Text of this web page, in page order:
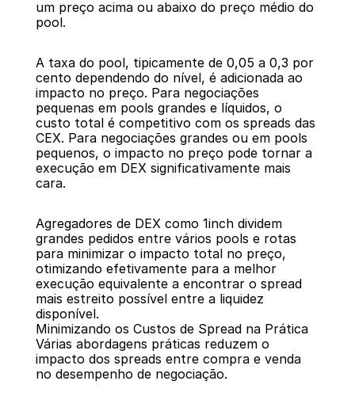
um preço acima ou abaixo do preço médio do
pool.
A taxa do pool, tipicamente de 0,05 a 0,3 por
cento dependendo do nível, é adicionada ao
impacto no preço. Para negociações
pequenas em pools grandes e líquidos, o
custo total é competitivo com os spreads das
CEX. Para negociações grandes ou em pools
pequenos, o impacto no preço pode tornar a
execução em DEX significativamente mais
cara.
Agregadores de DEX como 1inch dividem
grandes pedidos entre vários pools e rotas
para minimizar o impacto total no preço,
otimizando efetivamente para a melhor
execução equivalente a encontrar o spread
mais estreito possível entre a liquidez
disponível.
Minimizando os Custos de Spread na Prática
Várias abordagens práticas reduzem o
impacto dos spreads entre compra e venda
no desempenho de negociação.